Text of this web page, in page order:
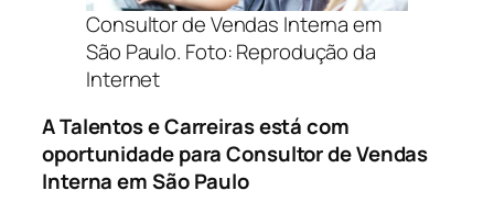
Consultor de Vendas Interna em
São Paulo. Foto: Reprodução da
Internet
A Talentos e Carreiras está com
oportunidade para Consultor de Vendas
Interna em São Paulo